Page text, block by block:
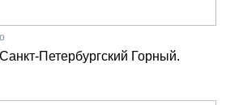
Петербургский Горный.